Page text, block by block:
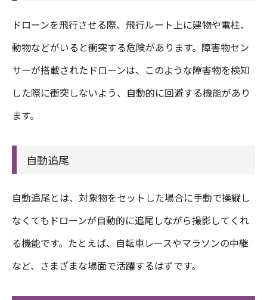
ドローンを飛行させる際、飛行ルート上に建物や電柱、
動物などがいると衝突する危険があります。障害物セン
サーが搭載されたドローンは、このような障害物を検知
した際に衝突しないよう、自動的に回避する機能があり
ます。
自動追尾
自動追尾とは、対象物をセットした場合に手動で操縦し
なくてもドローンが自動的に追尾しながら撮影してくれ
る機能です。たとえば、自転車レースやマラソンの中継
など、さまざまな場面で活躍するはずです。